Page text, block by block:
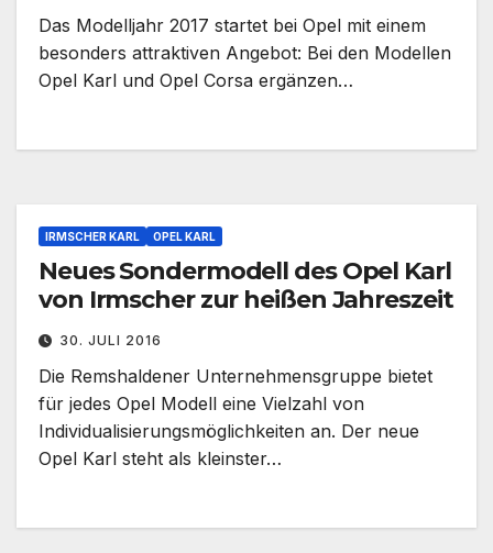
Das Modelljahr 2017 startet bei Opel mit einem
besonders attraktiven Angebot: Bei den Modellen
Opel Karl und Opel Corsa ergänzen…
IRMSCHER KARL OPEL KARL
Neues Sondermodell des Opel Karl
von Irmscher zur heißen Jahreszeit
30. JULI 2016
Die Remshaldener Unternehmensgruppe bietet
für jedes Opel Modell eine Vielzahl von
Individualisierungsmöglichkeiten an. Der neue
Opel Karl steht als kleinster…